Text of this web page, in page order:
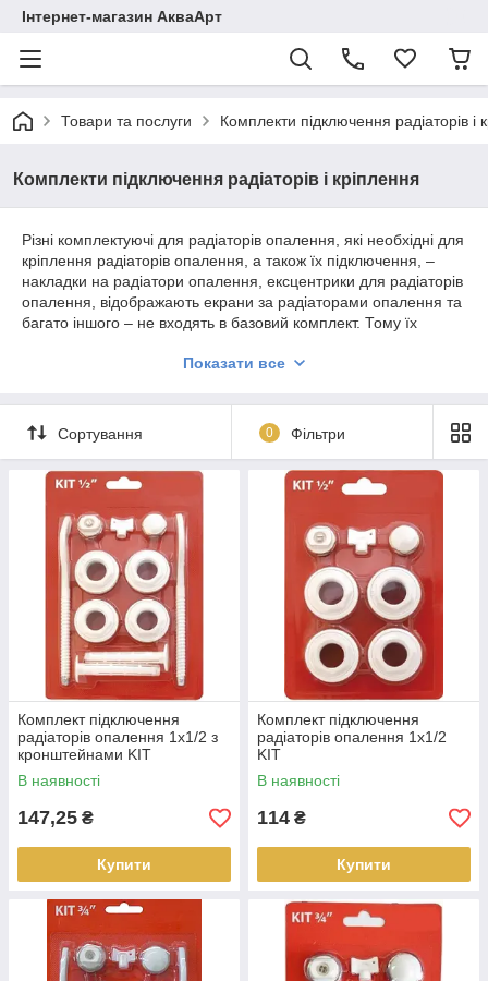
Інтернет-магазин АкваАрт
Товари та послуги Комплекти підключення радіаторів і
Комплекти підключення радіаторів і кріплення
Різні комплектуючі для радіаторів опалення, які необхідні для
кріплення радіаторів опалення, а також їх підключення, –
накладки на радіатори опалення, ексцентрики для радіаторів
опалення, відображають екрани за радіаторами опалення та
багато іншого – не входять в базовий комплект. Тому їх
кронштейн для радіатора опалення, потрібно керуватися
один кріплення для батарей опалення. Радіатор опалення
повинен бути розташований виключно горизонтальним
Показати все
Сортування 0 Фільтри
Комплект підключення
радіаторів опалення 1х1/2 з
кронштейнами KIT
В наявності
147,25 ₴
Купити
Комплект підключення
радіаторів опалення 1х1/2
KIT
В наявності
114 ₴
Купити